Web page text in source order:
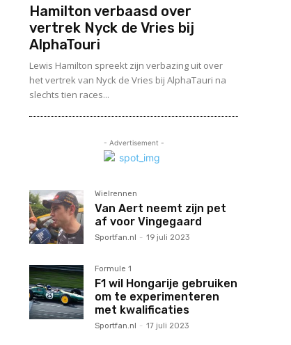
Hamilton verbaasd over
vertrek Nyck de Vries bij
AlphaTouri
Lewis Hamilton spreekt zijn verbazing uit over
het vertrek van Nyck de Vries bij AlphaTauri na
slechts tien races...
- Advertisement -
Wielrennen
Van Aert neemt zijn pet
af voor Vingegaard
Sportfan.nl - 19 juli 2023
Formule 1
F1 wil Hongarije gebruiken
om te experimenteren
met kwalificaties
Sportfan.nl - 17 juli 2023